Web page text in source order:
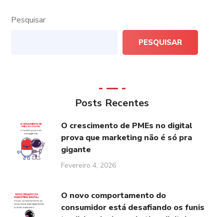
Pesquisar
PESQUISAR
Posts Recentes
O crescimento de PMEs no digital
prova que marketing não é só pra
gigante
Fevereiro 4, 2026
O novo comportamento do
consumidor está desafiando os funis